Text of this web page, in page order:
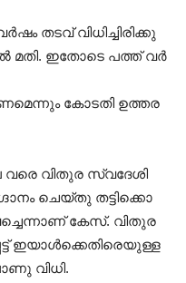
ത​ട​വ് വി​ധി​ച്ചി​രി​ക്കു​
മ​തി​. ഇ​തോ​ടെ പ​ത്ത് വ​ർ​
കോ​ട​തി ഉ​ത്ത​ര​
വി​തു​ര സ്വ​ദേ​ശി​
ചെ​യ്തു ത​ട്ടി​ക്കൊ​
കേ​സ്. വി​തു​ര
ഇ​യാ​ൾ​ക്കെ​തി​രെ​യു​ള്ള
വി​ധി.